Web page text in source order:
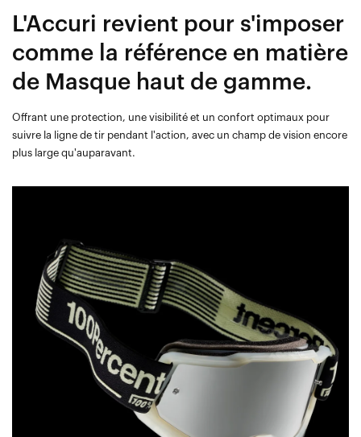
L'Accuri revient pour s'imposer
comme la référence en matière
de Masque haut de gamme.
Offrant une protection, une visibilité et un confort optimaux pour
suivre la ligne de tir pendant l'action, avec un champ de vision encore
plus large qu'auparavant.